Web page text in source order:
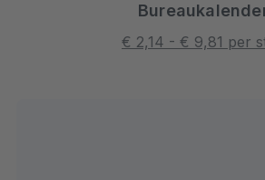
€ 2,14 - € 9,81 per